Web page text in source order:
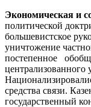
Экономическая и
политическ­ой
большевистское
уничтожение
постепенное
централизованного
средства связи.
государственный